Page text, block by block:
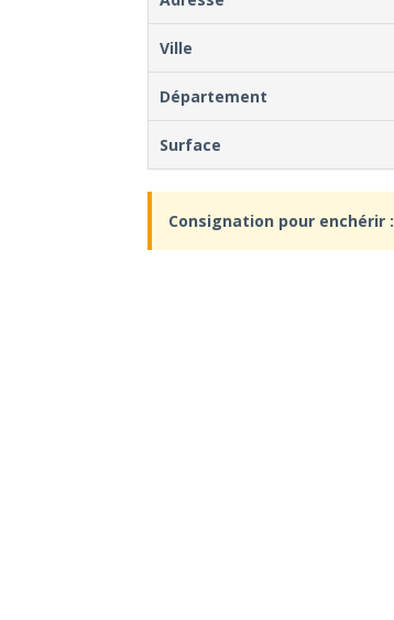
Ville
Département
Surface
Consignation pour enchérir :